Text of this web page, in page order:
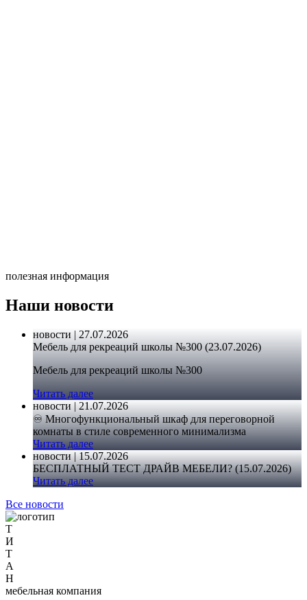
полезная информация
Наши новости
новости | 27.07.2026
Мебель для рекреаций школы №300 (23.07.2026)
Мебель для рекреаций школы №300
Читать далее
новости | 21.07.2026
♾️ Многофункциональный шкаф для переговорной
комнаты в стиле современного минимализма
Читать далее
новости | 15.07.2026
БЕСПЛАТНЫЙ ТЕСТ ДРАЙВ МЕБЕЛИ? (15.07.2026)
Читать далее
Все новости
Т
И
Т
А
Н
мебельная компания